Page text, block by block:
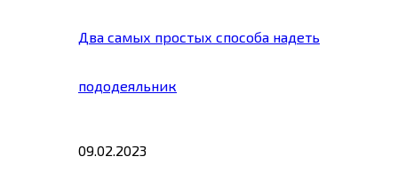
Два самых простых способа надеть
пододеяльник
09.02.2023